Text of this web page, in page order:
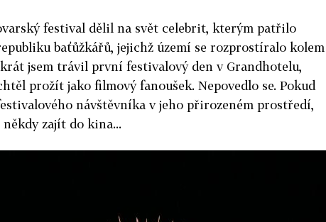
festival dělil na svět celebrit, kterým patřilo
baťůžkářů, jejichž území se rozprostíralo kolem
jsem trávil první festivalový den v Grandhotelu,
prožít jako filmový fanoušek. Nepovedlo se. Pokud
návštěvníka v jeho přirozeném prostředí,
někdy zajít do kina...